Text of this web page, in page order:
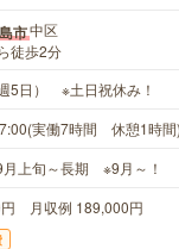
市中区
徒歩2分
5日） ※土日祝休み！
実働7時間 休憩1時間)
上旬～長期 ※9月～！
月収例 189,000円